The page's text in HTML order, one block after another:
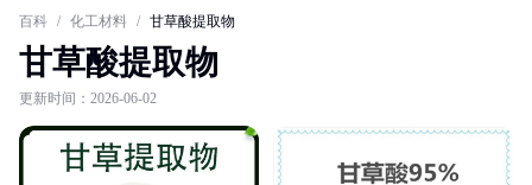
百科 / 化工材料 / 甘草酸提取物
甘草酸提取物
更新时间：2026-06-02